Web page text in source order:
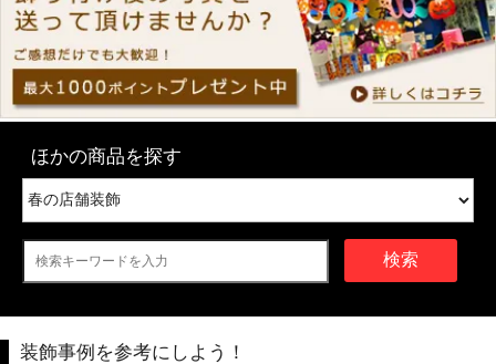
ほかの商品を探す
検索
装飾事例を参考にしよう！